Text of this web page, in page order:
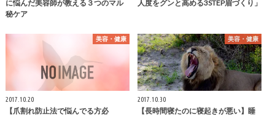
に悩んだ美容師が教える３つのマル
秘ケア
人度をグンと高める3STEP眉づくり」
美容・健康
2017.10.20
【爪割れ防止法で悩んでる方必
美容・健康
2017.10.30
【長時間寝たのに寝起きが悪い】睡